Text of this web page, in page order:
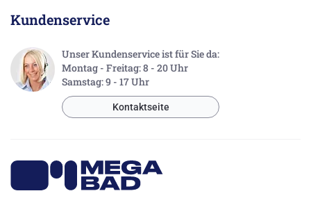
Kundenservice
Unser Kundenservice ist für Sie da:
Montag - Freitag: 8 - 20 Uhr
Samstag: 9 - 17 Uhr
Kontaktseite